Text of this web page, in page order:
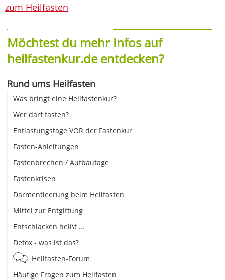
zum Heilfasten
Möchtest du mehr Infos auf
heilfastenkur.de entdecken?
Rund ums Heilfasten
Was bringt eine Heilfastenkur?
Wer darf fasten?
Entlastungstage VOR der Fastenkur
Fasten-Anleitungen
Fastenbrechen / Aufbautage
Fastenkrisen
Darmentleerung beim Heilfasten
Mittel zur Entgiftung
Entschlacken heißt ...
Detox - was ist das?
Heilfasten-Forum
Häufige Fragen zum Heilfasten